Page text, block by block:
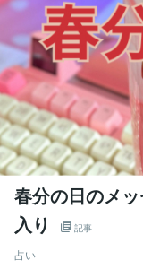
春分の日のメ
入り
記事
占い